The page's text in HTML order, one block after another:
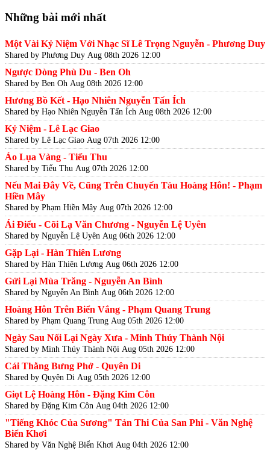
Những bài mới nhất
Một Vài Kỷ Niệm Với Nhạc Sĩ Lê Trọng Nguyễn - Phương Duy
Shared by Phương Duy Aug 08th 2026 12:00
Ngược Dòng Phù Du - Ben Oh
Shared by Ben Oh Aug 08th 2026 12:00
Hương Bồ Kết - Hạo Nhiên Nguyễn Tấn Ích
Shared by Hạo Nhiên Nguyễn Tấn Ích Aug 08th 2026 12:00
Kỷ Niệm - Lê Lạc Giao
Shared by Lê Lạc Giao Aug 07th 2026 12:00
Áo Lụa Vàng - Tiểu Thu
Shared by Tiểu Thu Aug 07th 2026 12:00
Nếu Mai Đây Về, Cũng Trên Chuyến Tàu Hoàng Hôn! - Phạm
Hiền Mây
Shared by Phạm Hiền Mây Aug 07th 2026 12:00
Ái Điểu - Cõi Lạ Văn Chương - Nguyễn Lệ Uyên
Shared by Nguyễn Lệ Uyên Aug 06th 2026 12:00
Gặp Lại - Hàn Thiên Lương
Shared by Hàn Thiên Lương Aug 06th 2026 12:00
Gửi Lại Mùa Trăng - Nguyễn An Bình
Shared by Nguyễn An Bình Aug 06th 2026 12:00
Hoàng Hôn Trên Biển Vắng - Phạm Quang Trung
Shared by Phạm Quang Trung Aug 05th 2026 12:00
Ngày Sau Nối Lại Ngày Xưa - Minh Thúy Thành Nội
Shared by Minh Thúy Thành Nội Aug 05th 2026 12:00
Cái Thằng Bưng Phở - Quyên Di
Shared by Quyên Di Aug 05th 2026 12:00
Giọt Lệ Hoàng Hôn - Đặng Kim Côn
Shared by Đặng Kim Côn Aug 04th 2026 12:00
"Tiếng Khóc Của Sương" Tản Thi Của San Phi - Văn Nghệ
Biển Khơi
Shared by Văn Nghệ Biển Khơi Aug 04th 2026 12:00